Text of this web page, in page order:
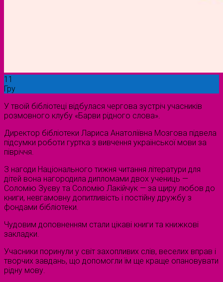
11
Гру
У твоїй бібліотеці відбулася чергова зустріч учасників
розмовного клубу «Барви рідного слова».
Директор бібліотеки Лариса Анатоліївна Мозгова підвела
підсумки роботи гуртка з вивчення української мови за
півріччя.
З нагоди Національного тижня читання літератури для
дітей вона нагородила дипломами двох учениць —
Соломію Зуєву та Соломію Лакійчук — за щиру любов до
книги, невгамовну допитливість і постійну дружбу з
фондами бібліотеки.
Чудовим доповненням стали цікаві книги та книжкові
закладки.
Учасники поринули у світ захопливих слів, веселих вправ і
творчих завдань, що допомогли їм ще краще опановувати
рідну мову.